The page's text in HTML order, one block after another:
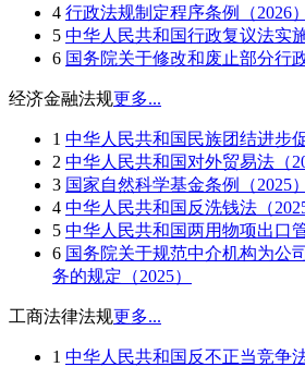
4 行政法规制定程序条例（2026）
5 中华人民共和国行政复议法实
6 国务院关于修改和废止部分行
经济金融法规更多...
1 中华人民共和国民族团结进步
2 中华人民共和国对外贸易法（
3 国家自然科学基金条例（2025）
4 中华人民共和国反洗钱法（2025
5 中华人民共和国两用物项出口
6 国务院关于规范中介机构为公
务的规定（2025）
工商法律法规更多...
1 中华人民共和国反不正当竞争法